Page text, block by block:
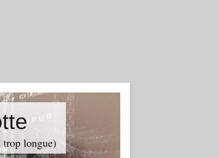
trop longue)